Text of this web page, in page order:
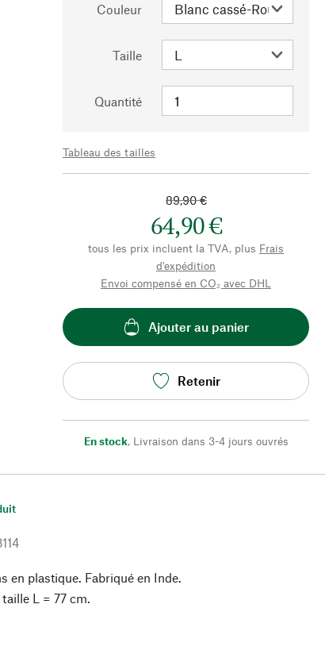
Couleur
Taille
Quantité
Tableau des tailles
89,90 €
64,90 €
tous les prix incluent la TVA, plus Frais
d'expédition
Envoi compensé en CO₂ avec DHL
Ajouter au panier
Retenir
En stock, Livraison dans 3-4 jours ouvrés
en plastique. Fabriqué en Inde.
L = 77 cm.